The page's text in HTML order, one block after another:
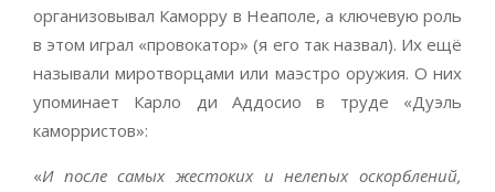
организовывал Каморру в Неаполе, а ключевую роль
в этом играл «провокатор» (я его так назвал). Их ещё
называли миротворцами или маэстро оружия. О них
упоминает Карло ди Аддосио в труде «Дуэль
каморристов»:
«И после самых жестоких и нелепых оскорблений,